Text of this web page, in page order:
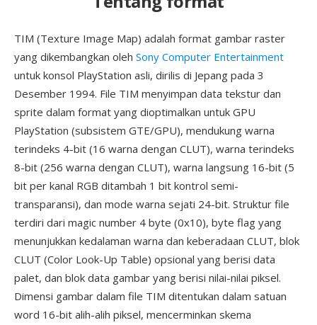
TIM (Texture Image Map) adalah format gambar raster
yang dikembangkan oleh Sony Computer Entertainment
untuk konsol PlayStation asli, dirilis di Jepang pada 3
Desember 1994. File TIM menyimpan data tekstur dan
sprite dalam format yang dioptimalkan untuk GPU
PlayStation (subsistem GTE/GPU), mendukung warna
terindeks 4-bit (16 warna dengan CLUT), warna terindeks
8-bit (256 warna dengan CLUT), warna langsung 16-bit (5
bit per kanal RGB ditambah 1 bit kontrol semi-
transparansi), dan mode warna sejati 24-bit. Struktur file
terdiri dari magic number 4 byte (0x10), byte flag yang
menunjukkan kedalaman warna dan keberadaan CLUT, blok
CLUT (Color Look-Up Table) opsional yang berisi data
palet, dan blok data gambar yang berisi nilai-nilai piksel.
Dimensi gambar dalam file TIM ditentukan dalam satuan
word 16-bit alih-alih piksel, mencerminkan skema